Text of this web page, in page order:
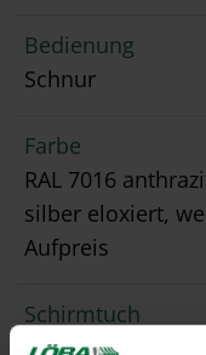
Bedienung
Schnur
Farbe
RAL 7016
silber eloxiert,
Aufpreis
Schirmtuch
über 120